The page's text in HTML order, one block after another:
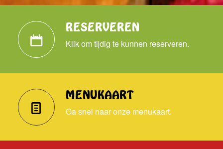
RESERVEREN
Klik om tijdig te kunnen reserveren.
MENUKAART
Ga snel naar onze menukaart.